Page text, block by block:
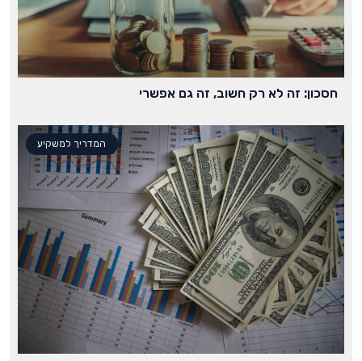
חסכון: זה לא רק חשוב, זה גם אפשרי
המדריך למשקיע